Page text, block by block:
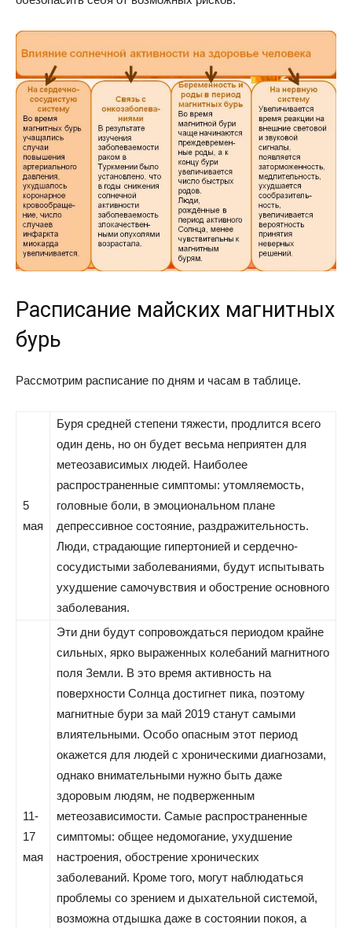
Расписание майских магнитных
бурь
Рассмотрим расписание по дням и часам в таблице.
5
мая
Буря средней степени тяжести, продлится всего
один день, но он будет весьма неприятен для
метеозависимых людей. Наиболее
распространенные симптомы: утомляемость,
головные боли, в эмоциональном плане
депрессивное состояние, раздражительность.
Люди, страдающие гипертонией и сердечно-
сосудистыми заболеваниями, будут испытывать
ухудшение самочувствия и обострение основного
заболевания.
11-
17
мая
Эти дни будут сопровождаться периодом крайне
сильных, ярко выраженных колебаний магнитного
поля Земли. В это время активность на
поверхности Солнца достигнет пика, поэтому
магнитные бури за май 2019 станут самыми
влиятельными. Особо опасным этот период
окажется для людей с хроническими диагнозами,
однако внимательными нужно быть даже
здоровым людям, не подверженным
метеозависимости. Самые распространенные
симптомы: общее недомогание, ухудшение
настроения, обострение хронических
заболеваний. Кроме того, могут наблюдаться
проблемы со зрением и дыхательной системой,
возможна отдышка даже в состоянии покоя, а